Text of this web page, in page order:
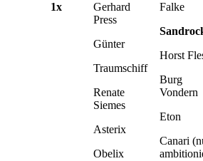
1x
Gerhard
Press
Günter
Traumschiff
Renate
Siemes
Asterix
Obelix
Falke
Horst
Burg
Vondern
Eton
Canari